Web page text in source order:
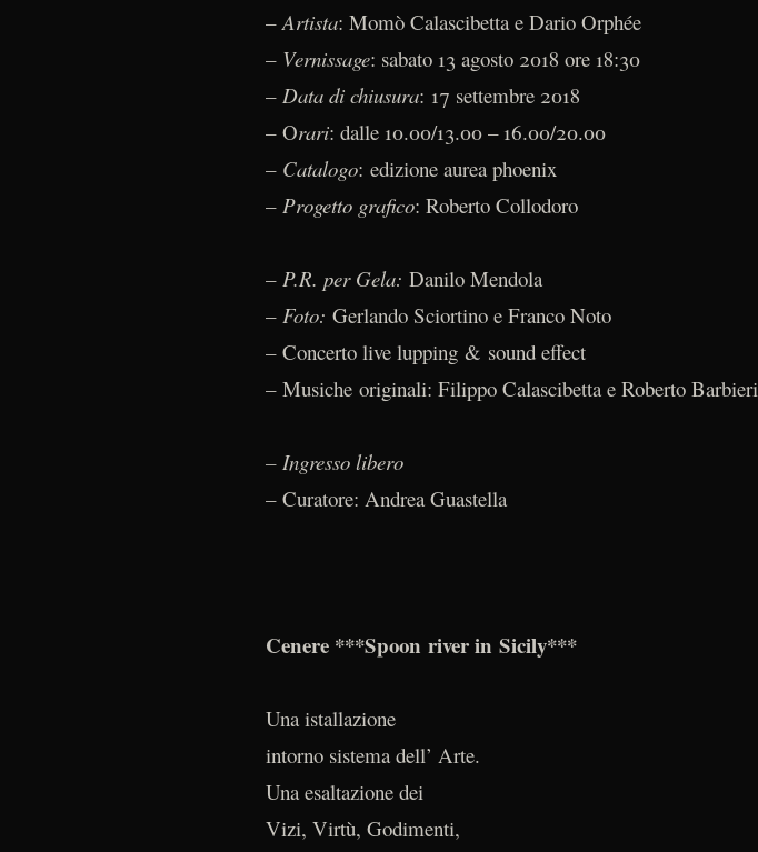
– Artista: Momò Calascibetta e Dario Orphée
– Vernissage: sabato 13 agosto 2018 ore 18:30
– Data di chiusura: 17 settembre 2018
– Orari: dalle 10.00/13.00 – 16.00/20.00
– Catalogo: edizione aurea phoenix
– Progetto grafico: Roberto Collodoro
– P.R. per Gela: Danilo Mendola
–Foto: Gerlando Sciortino e Franco Noto
– Concerto live lupping & sound effect
– Musiche originali: Filippo Calascibetta e Roberto Barbieri
– Ingresso libero
– Curatore: Andrea Guastella
Cenere ***Spoon river in Sicily***
Una istallazione
intorno sistema dell’ Arte.
Una esaltazione dei
Vizi, Virtù, Godimenti,